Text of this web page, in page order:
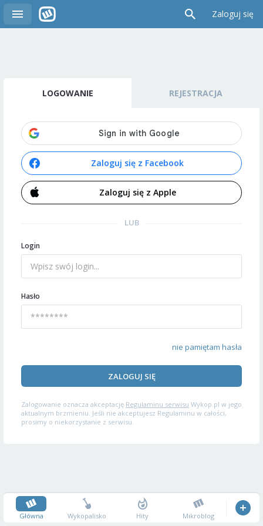
Zaloguj się
LOGOWANIE REJESTRACJA
Zaloguj się z Facebook
Zaloguj się z Apple
LUB
Login
Hasło
nie pamiętam hasła
ZALOGUJ SIĘ
Zalogowanie oznacza akceptację Regulaminu serwisu Wykop.pl w jego
aktualnym brzmieniu. Jeśli nie akceptujesz Regulaminu w całości,
prosimy o niekorzystanie z serwisu.
Główna Wykopalisko Hity Mikroblog